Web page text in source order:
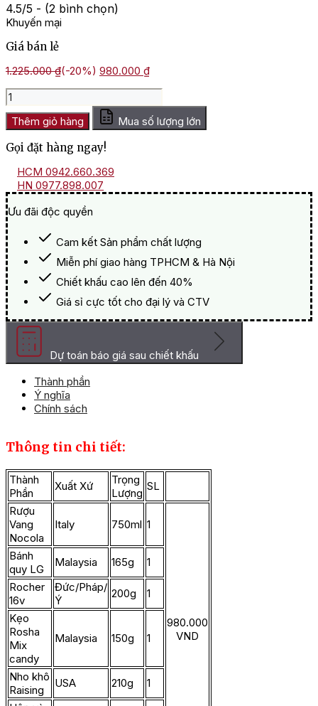
4.5/5 - (2 bình chọn)
Khuyến mại
Giá bán lẻ
1.225.000₫(-20%) Giá
1.225.000 ₫.
980.000 ₫Giá
là:
980.000 ₫.
Hộp
Qùa
Tết
Xuân
Như
lượng
Thêm giỏ hàng
Mua số lượng lớn
Gọi đặt hàng ngay!
HCM 0942.660.369
HN 0977.898.007
Ưu đãi độc quyền
Cam kết Sản phẩm chất lượng
Miễn phí giao hàng TPHCM & Hà Nội
Chiết khấu cao lên đến 40%
Giá sỉ cực tốt cho đại lý và CTV
Dự toán báo giá sau chiết khấu
Thành phần
Ý nghĩa
Chính sách
Thông tin chi tiết:
Thành
Phần
Xuất Xứ
Trọng
Lượng
SL
Rượu
Vang
Nocola
Italy 750ml 1
980.000
VND
Bánh
quy LG
Malaysia 165g
1
Rocher
16v
Đức/Pháp/
Ý
200g
1
Kẹo
Rosha
Mix
candy
Malaysia 150g 1
Nho khô
Raising
USA 210g
1